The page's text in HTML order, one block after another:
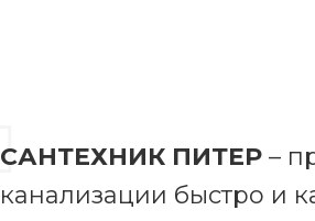
САНТЕХНИК ПИТЕР –
канализации быстро и